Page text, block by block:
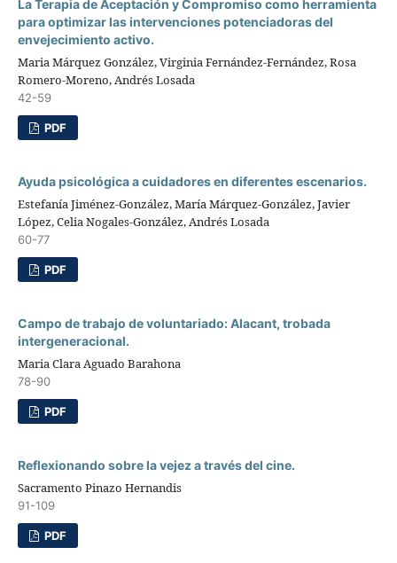
La Terapia de Aceptación y Compromiso como herramienta
para optimizar las intervenciones potenciadoras del
envejecimiento activo.
Maria Márquez González, Virginia Fernández-Fernández, Rosa
Romero-Moreno, Andrés Losada
42-59
PDF
Ayuda psicológica a cuidadores en diferentes escenarios.
Estefanía Jiménez-González, María Márquez-González, Javier
López, Celia Nogales-González, Andrés Losada
60-77
PDF
Campo de trabajo de voluntariado: Alacant, trobada
intergeneracional.
Maria Clara Aguado Barahona
78-90
PDF
Reflexionando sobre la vejez a través del cine.
Sacramento Pinazo Hernandis
91-109
PDF